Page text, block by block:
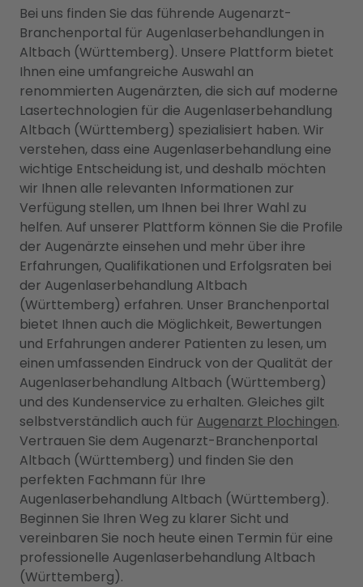
Bei uns finden Sie das führende Augenarzt-
Branchenportal für Augenlaserbehandlungen in
Altbach (Württemberg). Unsere Plattform bietet
Ihnen eine umfangreiche Auswahl an
renommierten Augenärzten, die sich auf moderne
Lasertechnologien für die Augenlaserbehandlung
Altbach (Württemberg) spezialisiert haben. Wir
verstehen, dass eine Augenlaserbehandlung eine
wichtige Entscheidung ist, und deshalb möchten
wir Ihnen alle relevanten Informationen zur
Verfügung stellen, um Ihnen bei Ihrer Wahl zu
helfen. Auf unserer Plattform können Sie die Profile
der Augenärzte einsehen und mehr über ihre
Erfahrungen, Qualifikationen und Erfolgsraten bei
der Augenlaserbehandlung Altbach
(Württemberg) erfahren. Unser Branchenportal
bietet Ihnen auch die Möglichkeit, Bewertungen
und Erfahrungen anderer Patienten zu lesen, um
einen umfassenden Eindruck von der Qualität der
Augenlaserbehandlung Altbach (Württemberg)
und des Kundenservice zu erhalten. Gleiches gilt
selbstverständlich auch für Augenarzt Plochingen.
Vertrauen Sie dem Augenarzt-Branchenportal
Altbach (Württemberg) und finden Sie den
perfekten Fachmann für Ihre
Augenlaserbehandlung Altbach (Württemberg).
Beginnen Sie Ihren Weg zu klarer Sicht und
vereinbaren Sie noch heute einen Termin für eine
professionelle Augenlaserbehandlung Altbach
(Württemberg).